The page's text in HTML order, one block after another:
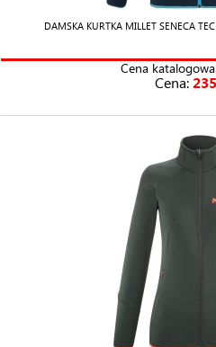
DAMSKA KURTKA MILLET SENECA
Cena
Cena: